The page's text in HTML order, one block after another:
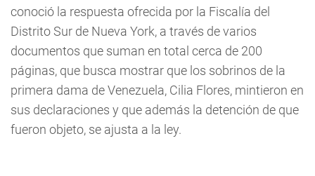
conoció la respuesta ofrecida por la Fiscalía del
Distrito Sur de Nueva York, a través de varios
documentos que suman en total cerca de 200
páginas, que busca mostrar que los sobrinos de la
primera dama de Venezuela, Cilia Flores, mintieron en
sus declaraciones y que además la detención de que
fueron objeto, se ajusta a la ley.